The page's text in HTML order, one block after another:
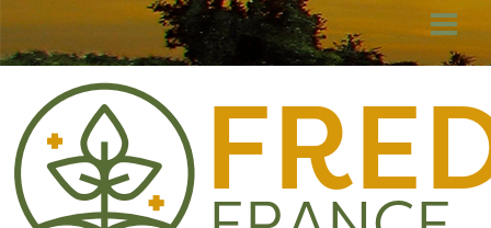
au
principal